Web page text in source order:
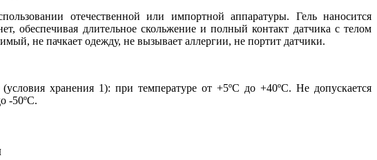
отечественной или импортной аппаратуры. Гель наносится
обеспечивая длительное скольжение и полный контакт датчика с телом
не пачкает одежду, не вызывает аллергии, не портит датчики.
хранения 1): при температуре от +5ºС до +40ºС. Не допускается
-50ºС.